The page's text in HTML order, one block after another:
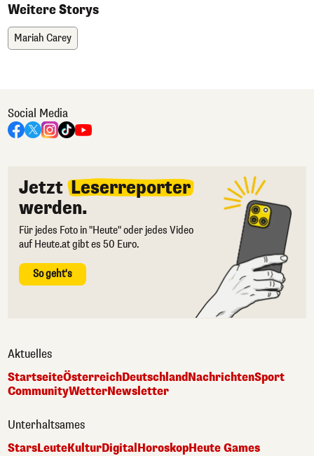
Weitere Storys
Mariah Carey
Social Media
Jetzt Leserreporter
werden.
Für jedes Foto in "Heute" oder jedes Video
auf Heute.at gibt es 50 Euro.
So geht's
Aktuelles
StartseiteÖsterreichDeutschlandNachrichtenSport
CommunityWetterNewsletter
Unterhaltsames
StarsLeuteKulturDigitalHoroskopHeute Games